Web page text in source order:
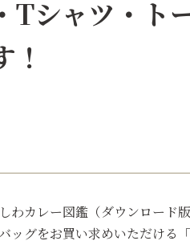
Tシャツ・ト
！
わカレー図鑑（ダウンロード
ッグをお買い求めいただける「